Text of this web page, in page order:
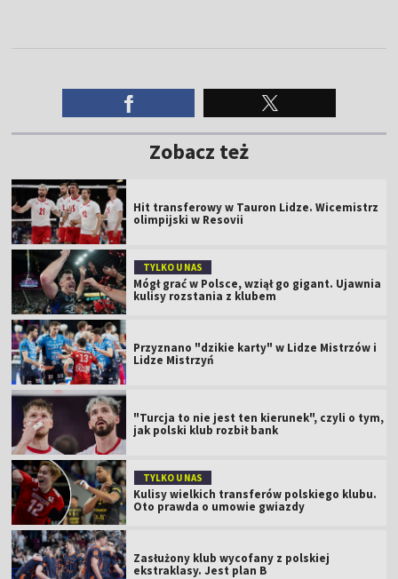
Zobacz też
Hit transferowy w Tauron Lidze. Wicemistrz
olimpijski w Resovii
TYLKO U NAS
Mógł grać w Polsce, wziął go gigant. Ujawnia
kulisy rozstania z klubem
Przyznano "dzikie karty" w Lidze Mistrzów i
Lidze Mistrzyń
"Turcja to nie jest ten kierunek", czyli o tym,
jak polski klub rozbił bank
TYLKO U NAS
Kulisy wielkich transferów polskiego klubu.
Oto prawda o umowie gwiazdy
Zasłużony klub wycofany z polskiej
ekstraklasy. Jest plan B